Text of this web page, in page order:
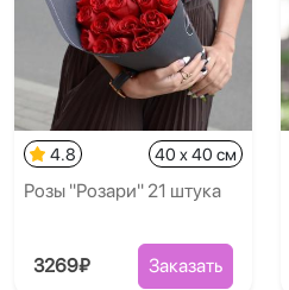
4.8 40 x 40 см
Розы "Розари" 21 штука
3269₽ Заказать